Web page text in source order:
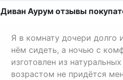
Диван Аурум отзывы
Я в комнату дочери долго
нём сидеть, а ночью с
изготовлен из
возрастом не придётся